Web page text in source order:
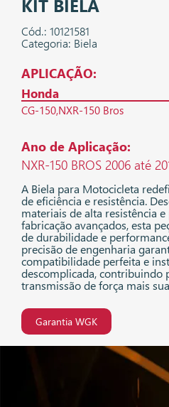
KIT BIELA
Cód.: 10121581
Categoria: Biela
APLICAÇÃO:
Honda
CG-150 NXR-150 Bros
Ano de Aplicação:
NXR-150 BROS 2006 até
A Biela para Motocicleta
de eficiência e resistência.
materiais de alta resistência e
fabricação avançados, esta
de durabilidade e
precisão de engenharia
compatibilidade perfeita e
descomplicada, contribuindo
transmissão de força mais
Garantia WGK